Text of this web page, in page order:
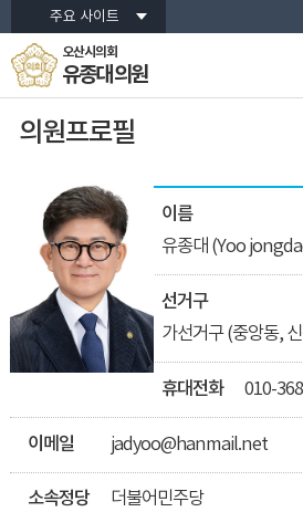
주요 사이트
오산시의회
유종대 의원
의원프로필
이름
유종대 (Yoo
선거구
가선거구 (중앙동,
휴대전화 010-
이메일 jadyoo@hanmail.net
소속정당 더불어민주당